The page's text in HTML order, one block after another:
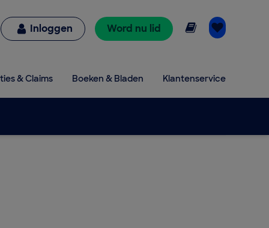
Inloggen Word nu lid Online lezen
& Claims Boeken & Bladen Klantenservice